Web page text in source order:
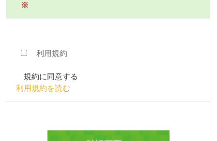
※
利用規約
規約に同意する
利用規約を読む